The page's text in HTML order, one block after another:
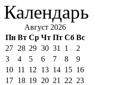
Календарь
Август 2026
Пн Вт Ср Чт Пт Сб Вс
27 28 29 30 31 1
2
3
4 5 6 7 8
9
10 11 12 13 14 15 16
17 18 19 20 21 22 23